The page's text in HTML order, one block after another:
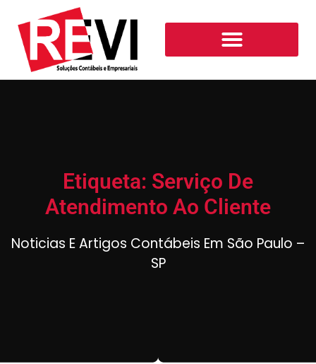
Etiqueta: Serviço De
Atendimento Ao Cliente
Noticias E Artigos Contábeis Em São Paulo –
SP